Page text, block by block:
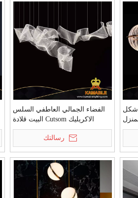
شكل
الفضاء الجمالي العاطفي السلس
الاكريليك Cutsom البيت قلادة
الخفيفة (MD1928B-9A)
رسالتك